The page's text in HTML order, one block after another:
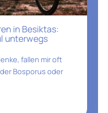
in Besiktas:
unterwegs
fallen mir oft
Bosporus oder